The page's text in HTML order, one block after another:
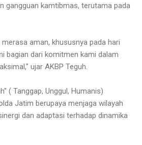
gangguan kamtibmas, terutama pada
aman, khususnya pada hari
bagian dari komitmen kami dalam
ujar AKBP Teguh.
( Tanggap, Unggul, Humanis)
Jatim berupaya menjaga wilayah
dan adaptasi terhadap dinamika